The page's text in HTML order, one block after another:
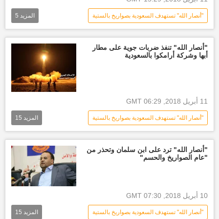
العالم العربي أخبار العالم الآن
حول العالم
"أنصار الله" تستهدف السعودية بصواريخ بالستية
العالم العربي الأخبار
أخبار السعودية اليوم وزارة الدفاع السعودية
أخبار اليمن الأن
المزيد 5
"أنصار الله" تنفذ ضربات جوية على مطار
أبها وشركة أرامكوا بالسعودية
11 أبريل 2018, 06:29 GMT
"أنصار الله" تستهدف السعودية بصواريخ بالستية
العالم العربي الأخبار جيزان
عسير أخبار السعودية اليوم
أنصار الله الجيش السعودي
الأسرة الحاكمة في السعودية
الحدود اليمنية السعودية
المزيد 15
"أنصار الله" ترد على ابن سلمان وتحذر من
"عام الصواريخ والحسم"
10 أبريل 2018, 07:30 GMT
"أنصار الله" تستهدف السعودية بصواريخ بالستية المزيد 15